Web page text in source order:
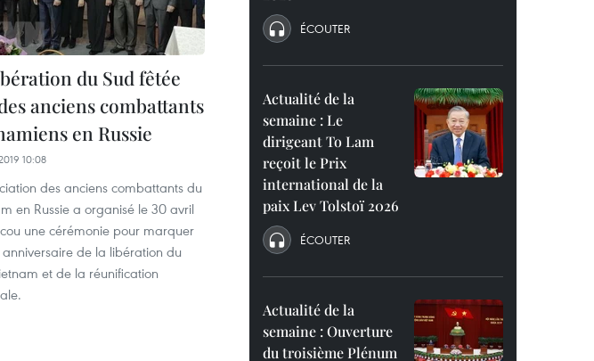
du Sud fêtée
anciens combattants
en Russie
10:08
des anciens combattants du
en Russie a organisé le 30 avril
une cérémonie pour marquer
anniversaire de la libération du
et de la réunification
ÉCOUTER
Actualité de la
semaine : Le
dirigeant To Lam
reçoit le Prix
international de la
paix Lev Tolstoï 2026
ÉCOUTER
Actualité de la
semaine : Ouverture
du troisième Plénum